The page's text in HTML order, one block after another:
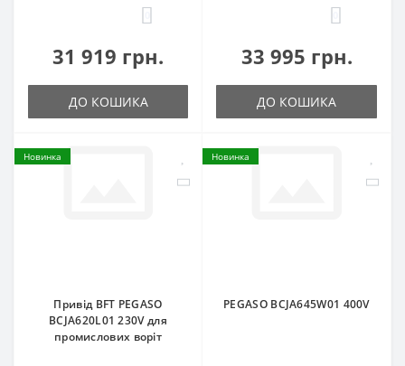
31 919 грн.
ДО КОШИКА
33 995 грн.
ДО КОШИКА
Новинка
Привід BFT PEGASO
BCJA620L01 230V для
промислових воріт
Новинка
PEGASO BCJA645W01 400V